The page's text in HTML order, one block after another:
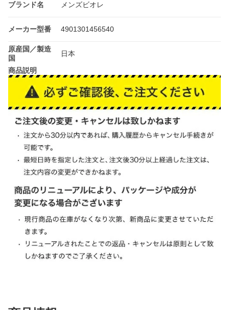
ブランド名 メンズビオレ
メーカー型番 4901301456540
原産国／製造
国
日本
商品説明